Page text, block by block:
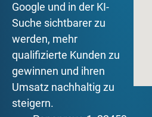
Google und in der KI-
Suche sichtbarer zu
werden, mehr
qualifizierte Kunden zu
gewinnen und ihren
Umsatz nachhaltig zu
steigern.